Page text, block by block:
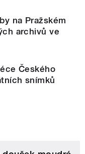
na Pražském
archivů ve
Českého
snímků